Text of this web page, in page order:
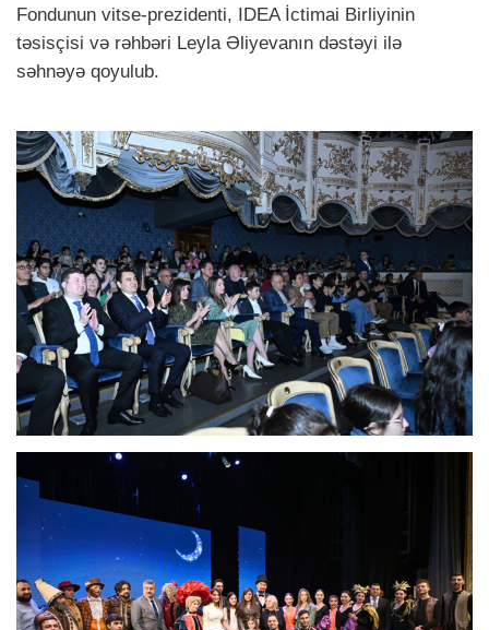
Fondunun vitse-prezidenti, IDEA İctimai Birliyinin
təsisçisi və rəhbəri Leyla Əliyevanın dəstəyi ilə
səhnəyə qoyulub.